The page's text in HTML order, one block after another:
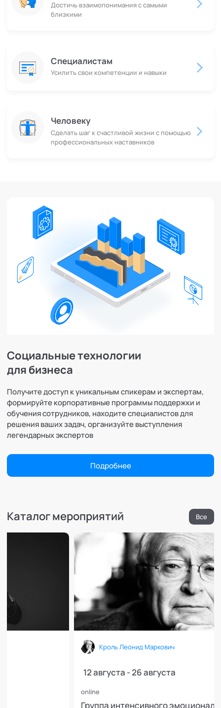
Достичь взаимопонимания с самыми
близкими
Специалистам
Усилить свои компетенции и навыки
Человеку
Сделать шаг к счастливой жизни с помощью
профессиональных наставников
Социальные технологии
для бизнеса
Получите доступ к уникальным спикерам и экспертам,
формируйте корпоративные программы поддержки и
обучения сотрудников, находите специалистов для
решения ваших задач, организуйте выступления
легендарных экспертов
Подробнее
Каталог мероприятий
Кроль Леонид Маркович
12 августа - 26 августа
Группа интенсивного эмоционального